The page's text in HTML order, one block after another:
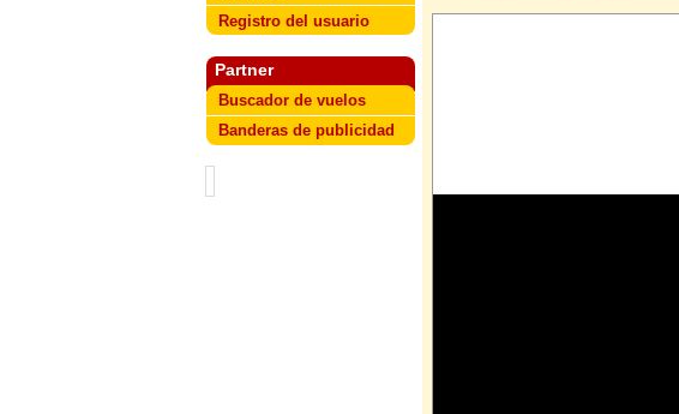
Registro del usuario
Partner
Buscador de vuelos
Banderas de publicidad